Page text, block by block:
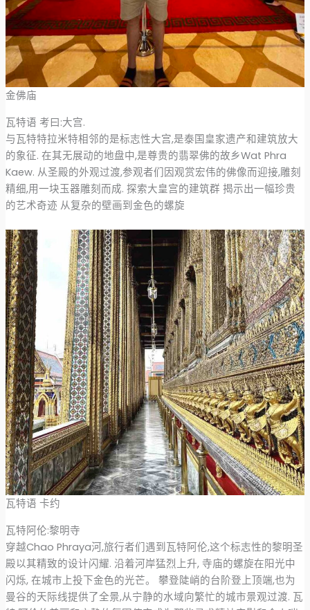
金佛庙
瓦特语 考曰:大宫.
与瓦特特拉米特相邻的是标志性大宫,是泰国皇家遗产和建筑放大
的象征. 在其无展动的地盘中,是尊贵的翡翠佛的故乡Wat Phra
Kaew. 从圣殿的外观过渡,参观者们因观赏宏伟的佛像而迎接,雕刻
精细,用一块玉器雕刻而成. 探索大皇宫的建筑群 揭示出一幅珍贵
的艺术奇迹 从复杂的壁画到金色的螺旋
瓦特语 卡约
瓦特阿伦:黎明寺
穿越Chao Phraya河,旅行者们遇到瓦特阿伦,这个标志性的黎明圣
殿以其精致的设计闪耀. 沿着河岸猛烈上升, 寺庙的螺旋在阳光中
闪烁, 在城市上投下金色的光芒。 攀登陡峭的台阶登上顶端,也为
曼谷的天际线提供了全景,从宁静的水域向繁忙的城市景观过渡. 瓦